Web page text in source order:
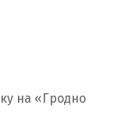
на «Гродно